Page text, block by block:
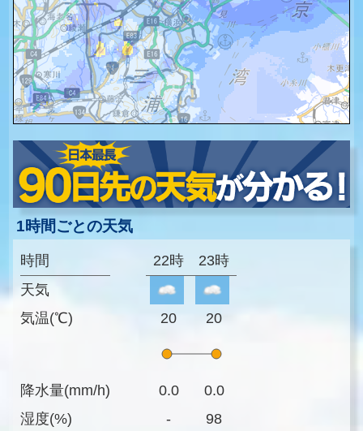
1時間ごとの天気
時間
天気
気温(℃)
降水量(mm/h)
湿度(%)
22時 23時
20 20
0.0
0.0
-
98